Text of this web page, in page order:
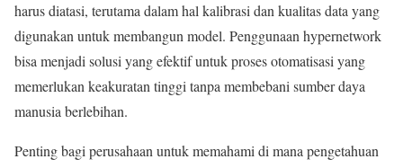
harus diatasi, terutama dalam hal kalibrasi dan kualitas data yang
digunakan untuk membangun model. Penggunaan hypernetwork
bisa menjadi solusi yang efektif untuk proses otomatisasi yang
memerlukan keakuratan tinggi tanpa membebani sumber daya
manusia berlebihan.
Penting bagi perusahaan untuk memahami di mana pengetahuan